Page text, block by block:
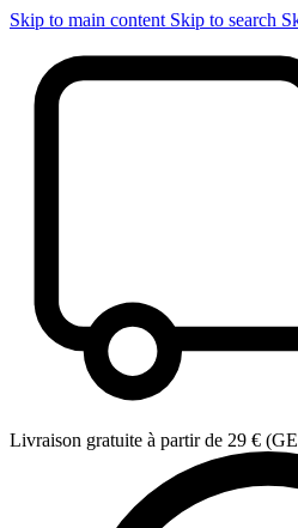
Skip to main content Skip to search
Livraison gratuite à partir de 29 €